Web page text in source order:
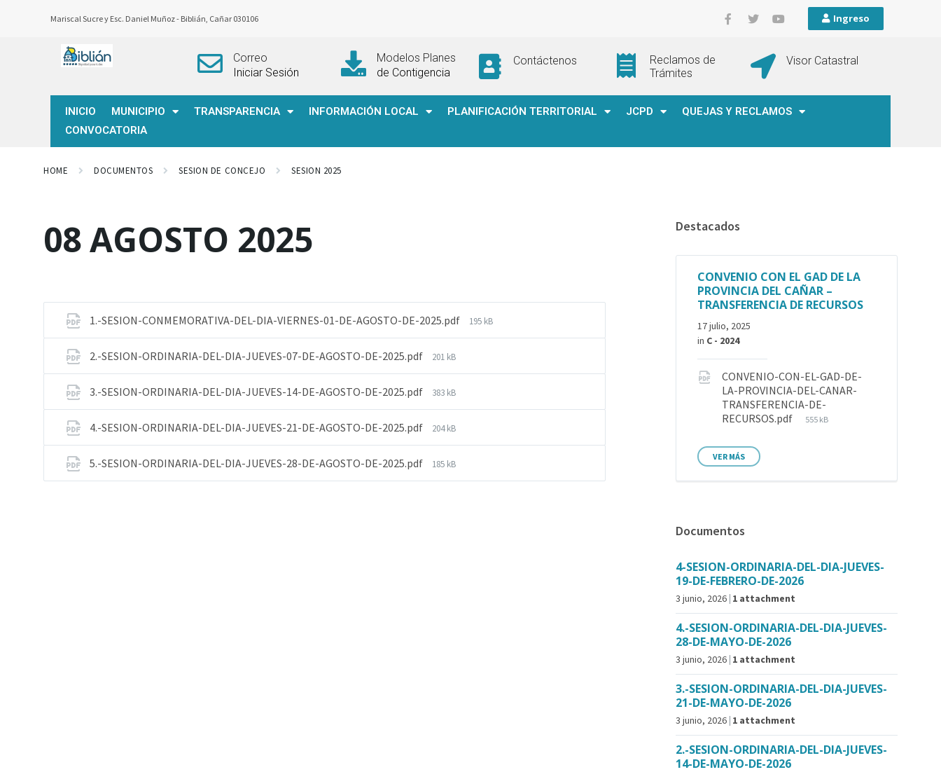
Mariscal Sucre y Esc. Daniel Muñoz - Biblián, Cañar 030106 Ingreso
Correo
Iniciar Sesión
Modelos Planes
de Contigencia
Contáctenos
Reclamos de
Trámites
Visor Catastral
INICIO MUNICIPIO TRANSPARENCIA INFORMACIÓN LOCAL PLANIFICACIÓN TERRITORIAL JCPD
QUEJAS Y RECLAMOS
CONVOCATORIA
HOME DOCUMENTOS SESION DE CONCEJO SESION 2025
08 AGOSTO 2025
1.-SESION-CONMEMORATIVA-DEL-DIA-VIERNES-01-DE-AGOSTO-DE-2025.pdf 195 kB
2.-SESION-ORDINARIA-DEL-DIA-JUEVES-07-DE-AGOSTO-DE-2025.pdf 201 kB
3.-SESION-ORDINARIA-DEL-DIA-JUEVES-14-DE-AGOSTO-DE-2025.pdf 383 kB
4.-SESION-ORDINARIA-DEL-DIA-JUEVES-21-DE-AGOSTO-DE-2025.pdf 204 kB
5.-SESION-ORDINARIA-DEL-DIA-JUEVES-28-DE-AGOSTO-DE-2025.pdf 185 kB
Destacados
CONVENIO CON EL GAD DE LA
PROVINCIA DEL CAÑAR –
TRANSFERENCIA DE RECURSOS
17 julio, 2025
in C - 2024
CONVENIO-CON-EL-GAD-DE-
LA-PROVINCIA-DEL-CANAR-
TRANSFERENCIA-DE-
RECURSOS.pdf
555 kB
VER MÁS
Documentos
4-SESION-ORDINARIA-DEL-DIA-JUEVES-
19-DE-FEBRERO-DE-2026
3 junio, 2026 1 attachment
4.-SESION-ORDINARIA-DEL-DIA-JUEVES-
28-DE-MAYO-DE-2026
3 junio, 2026 1 attachment
3.-SESION-ORDINARIA-DEL-DIA-JUEVES-
21-DE-MAYO-DE-2026
3 junio, 2026 1 attachment
2.-SESION-ORDINARIA-DEL-DIA-JUEVES-
14-DE-MAYO-DE-2026